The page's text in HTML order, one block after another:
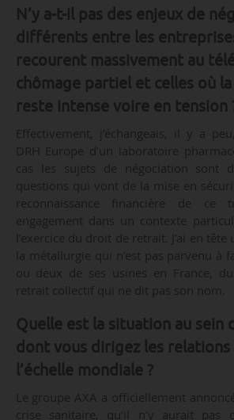
N’y a-t-il pas des enjeux de
différents entre les
recourent massivement au
chômage partiel et celles où
reste intense voire en tension
Effectivement, j’échangeais, il y a
DRH Europe d’un laboratoire
cas les sujets de négociation sont
questions qui vont de la mise en
reconnaissance financière de
engagement dans un contexte
l’exercice du droit de retrait. J’ai en
la métallurgie qui n’est pas parvenu à
ou deux de ses usines en France,
retrait collectif qui ne dit pas son nom.
Quelle est la situation au sein
dont vous dirigez les relations
l’échelle mondiale ?
Le groupe AXA a officiellement
crise sanitaire, qu’il n’y aurait pas